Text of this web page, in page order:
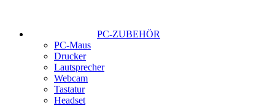
PC-ZUBEHÖR
PC-Maus
Drucker
Lautsprecher
Webcam
Tastatur
Headset